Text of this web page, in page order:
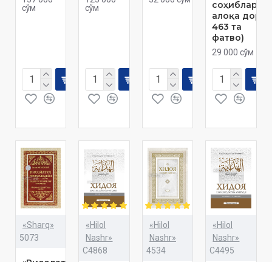
сўм
сўм
алоқа дор
463 та
фатво)
29 000 сўм
«Sharq»
5073
«Hilol
Nashr»
C4868
«Hilol
Nashr»
4534
«Hilol
Nashr»
C4495